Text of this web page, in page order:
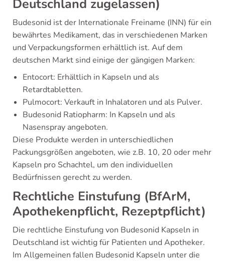
Deutschland zugelassen)
Budesonid ist der Internationale Freiname (INN) für ein
bewährtes Medikament, das in verschiedenen Marken
und Verpackungsformen erhältlich ist. Auf dem
deutschen Markt sind einige der gängigen Marken:
Entocort: Erhältlich in Kapseln und als
Retardtabletten.
Pulmocort: Verkauft in Inhalatoren und als Pulver.
Budesonid Ratiopharm: In Kapseln und als
Nasenspray angeboten.
Diese Produkte werden in unterschiedlichen
Packungsgrößen angeboten, wie z.B. 10, 20 oder mehr
Kapseln pro Schachtel, um den individuellen
Bedürfnissen gerecht zu werden.
Rechtliche Einstufung (BfArM,
Apothekenpflicht, Rezeptpflicht)
Die rechtliche Einstufung von Budesonid Kapseln in
Deutschland ist wichtig für Patienten und Apotheker.
Im Allgemeinen fallen Budesonid Kapseln unter die